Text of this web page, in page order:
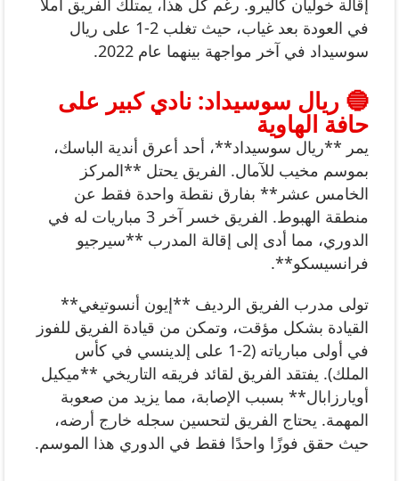
إقالة خوليان كاليرو. رغم كل هذا، يمتلك الفريق أملًا
في العودة بعد غياب، حيث تغلب 2-1 على ريال
سوسيداد في آخر مواجهة بينهما عام 2022.
🔵 ريال سوسيداد: نادي كبير على
حافة الهاوية
يمر **ريال سوسيداد**، أحد أعرق أندية الباسك،
بموسم مخيب للآمال. الفريق يحتل **المركز
الخامس عشر** بفارق نقطة واحدة فقط عن
منطقة الهبوط. الفريق خسر آخر 3 مباريات له في
الدوري، مما أدى إلى إقالة المدرب **سيرجيو
فرانسيسكو**.
تولى مدرب الفريق الرديف **إيون أنسوتيغي**
القيادة بشكل مؤقت، وتمكن من قيادة الفريق للفوز
في أولى مبارياته (2-1 على إلدينسي في كأس
الملك). يفتقد الفريق لقائد فريقه التاريخي **ميكيل
أويارزابال** بسبب الإصابة، مما يزيد من صعوبة
المهمة. يحتاج الفريق لتحسين سجله خارج أرضه،
حيث حقق فوزًا واحدًا فقط في الدوري هذا الموسم.